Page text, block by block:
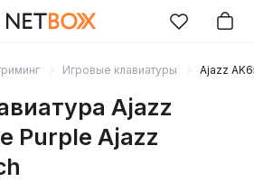
Игровые клавиатуры Ajazz
Ajazz
Purple Ajazz